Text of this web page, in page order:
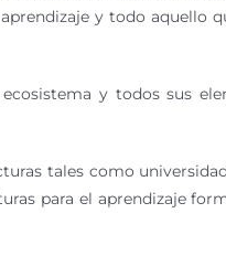
y todo aquello
y todos sus
tales como
para el aprendizaje